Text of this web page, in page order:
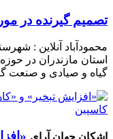
تصمیم گیرنده در
محمودآباد آنلاین :
استان مازندران در
گیاه و صیادی و صنعت